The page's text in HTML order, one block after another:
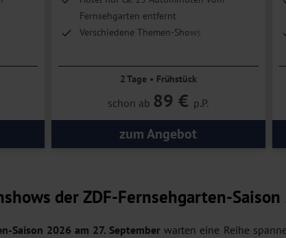
Fernsehgarten entfernt
Verschiedene Themen-Shows
2 Tage • Frühstück
schon ab 89 € p.P.
zum Angebot
der ZDF-Fernsehgarten-
Saison 2026 am 27. September warten eine Reihe